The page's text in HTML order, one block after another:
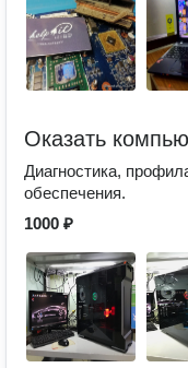
Оказать
Диагностика,
обеспечения.
1000 ₽